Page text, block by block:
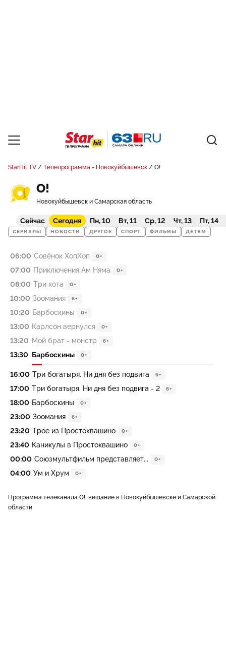
StarHit TV Телепрограмма - Новокуйбышевск О!
О!
Новокуйбышевск и Самарская область
Сейчас Сегодня Пн, 10 Вт, 11 Ср, 12 Чт, 13 Пт, 14
СЕРИАЛЫ НОВОСТИ ДРУГОЕ СПОРТ ФИЛЬМЫ ДЕТЯМ
06:00 Совёнок ХопХоп 0+
07:00 Приключения Ам Няма 0+
08:00 Три кота 0+
10:00 Зоомания 6+
10:20 Барбоскины 0+
13:00 Карлсон вернулся 0+
13:20 Мой брат - монстр 6+
13:30 Барбоскины 0+
16:00 Три богатыря. Ни дня без подвига 6+
17:00 Три богатыря. Ни дня без подвига - 2 6+
18:00 Барбоскины 0+
23:00 Зоомания 6+
23:20 Трое из Простоквашино 0+
23:40 Каникулы в Простоквашино 0+
00:00 Союзмультфильм представляет... 0+
04:00 Ум и Хрум 0+
Программа телеканала О!, вещание в Новокуйбышевске и Самарской
области